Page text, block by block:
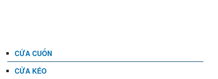
CỬA CUỐN
CỬA KÉO